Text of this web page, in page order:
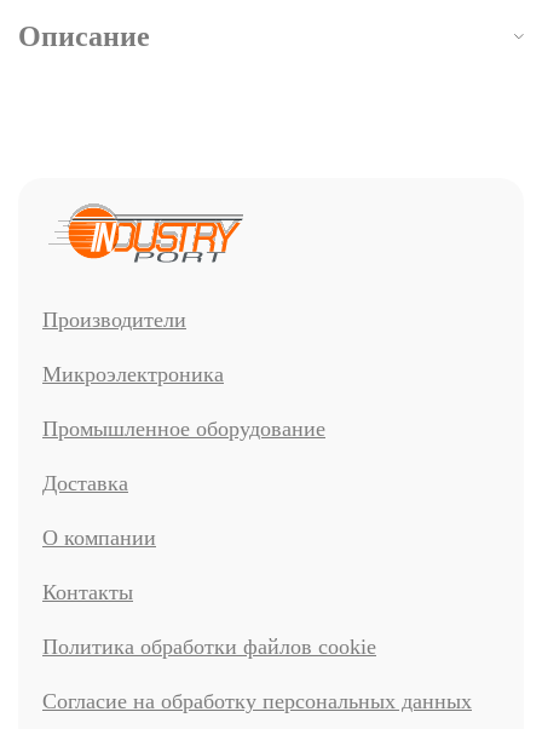
Описание
Производители
Микроэлектроника
Промышленное оборудование
Доставка
О компании
Контакты
Политика обработки файлов cookie
Согласие на обработку персональных данных